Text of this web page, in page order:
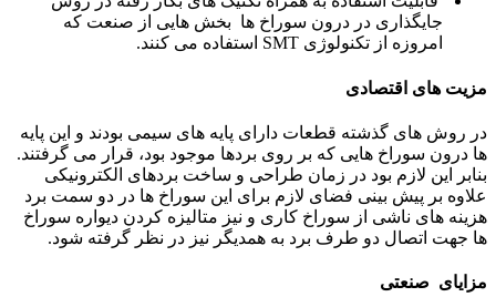
جایگذاری در درون سوراخ ها بخش هایی از صنعت که
امروزه از تکنولوژی SMT استفاده می کنند.
مزیت های اقتصادی
در روش های گذشته قطعات دارای پایه های سیمی بودند و این پایه
ها درون سوراخ هایی كه بر روی بردها موجود بود، قرار می گرفتند.
بنابر این لازم بود در زمان طراحی و ساخت بردهای الكترونیكی
علاوه بر پیش بینی فضای لازم برای این سوراخ ها در دو سمت برد
هزینه های ناشی از سوراخ كاری و نیز متالیزه كردن دیواره سوراخ
ها جهت اتصال دو طرف برد به همدیگر نیز در نظر گرفته شود.
مزایای صنعتی